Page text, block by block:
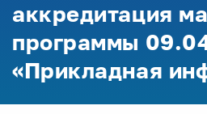
аккредитация
программы
«Прикладная